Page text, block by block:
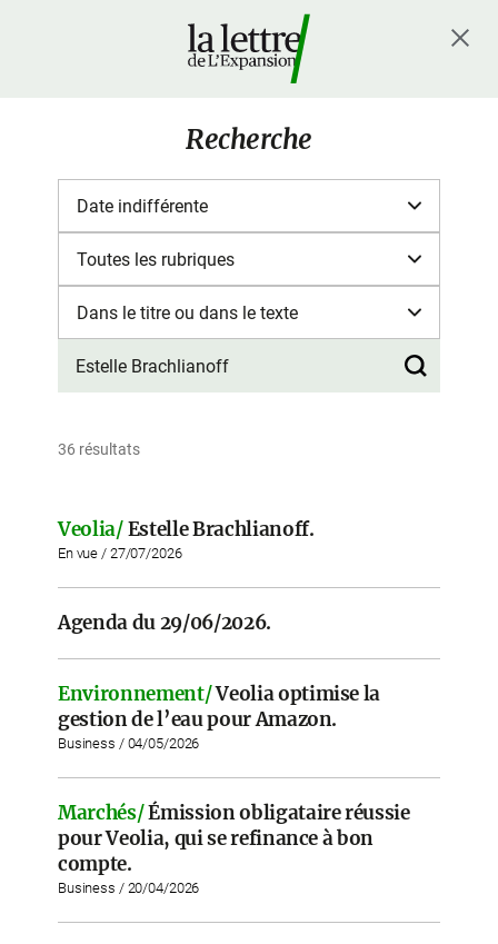
Recherche
36 résultats
Veolia/Estelle Brachlianoff.
En vue / 27/07/2026
Agenda du 29/06/2026.
Environnement/Veolia optimise la
gestion de l’eau pour Amazon.
Business / 04/05/2026
Marchés/Émission obligataire réussie
pour Veolia, qui se refinance à bon
compte.
Business / 20/04/2026